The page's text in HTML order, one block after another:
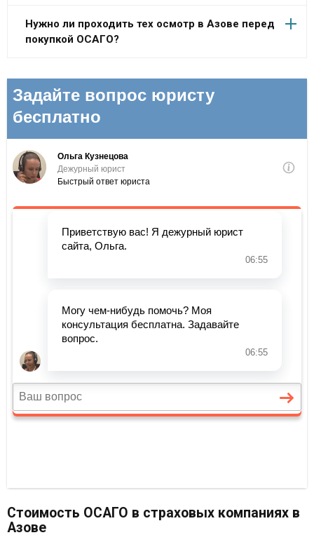
Нужно ли проходить тех осмотр в Азове перед
покупкой ОСАГО?
Стоимость ОСАГО в страховых компаниях в
Азове